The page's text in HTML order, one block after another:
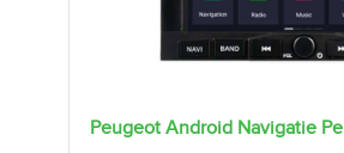
Peugeot Android Navigatie